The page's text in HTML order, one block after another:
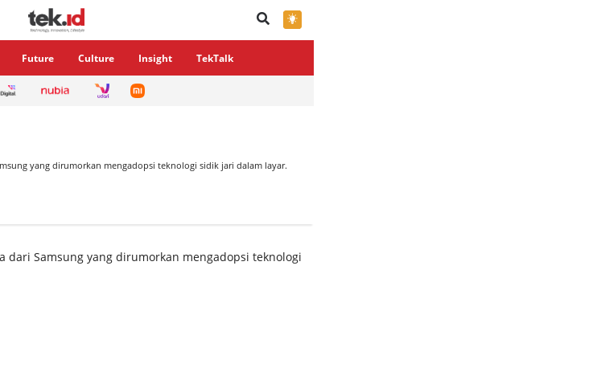
×
Future Culture Insight TekTalk
yang dirumorkan mengadopsi teknologi sidik jari dalam layar.
dari Samsung yang dirumorkan mengadopsi teknologi